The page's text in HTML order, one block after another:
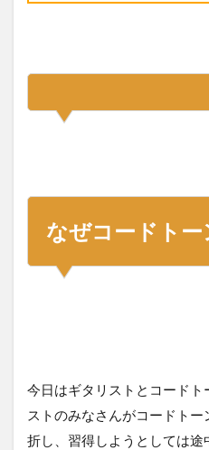
なぜコードトー
今日はギタリストとコードト
ストのみなさんがコードト
折し、習得しようとしては途